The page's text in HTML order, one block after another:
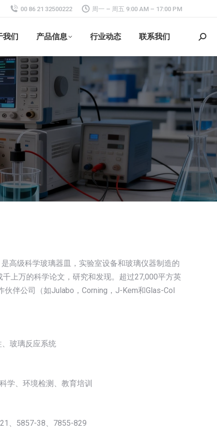
00 86 21 32500222 周一 – 周五 9:00 AM – 17:00 PM
我们 产品信息 行业动态 联系我们
搜
高级科学玻璃器皿，实验室设备和玻璃仪器制造的
上万的科学论文，研究和发现。超过27,000平方英
伴公司（如Julabo，Corning，J-Kem和Glas-Col
玻璃反应系统
学、环境检测、教育培训
、5857-38、7855-829